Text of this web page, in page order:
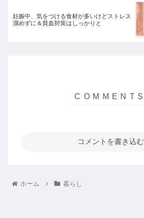
妊娠中、気をつける食材が多いけどストレス
溜めずに＆貧血対策はしっかりと
コメントを書き込む
ホーム 暮らし